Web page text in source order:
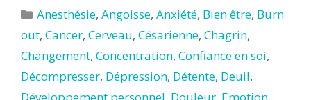
Catégories
Anesthésie,Angoisse,Anxiété, Bien être, Burn
out, Cancer, Cerveau, Césarienne, Chagrin,
Changement, Concentration, Confiance en soi,
Décompresser, Dépression, Détente, Deuil,
Développement personnel, Douleur, Emotion,